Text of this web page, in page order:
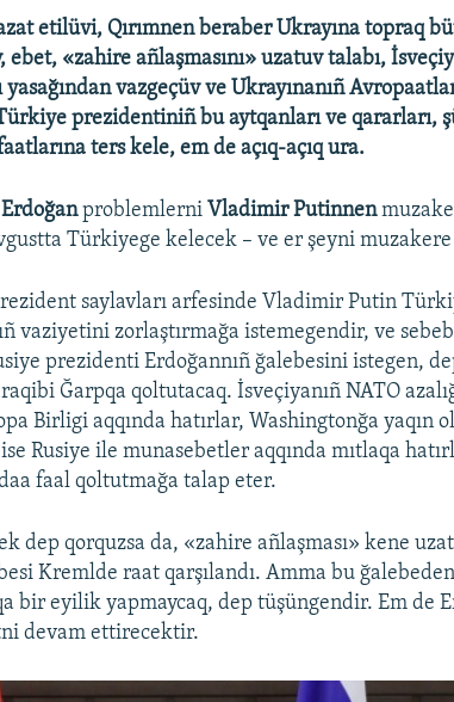
etilüvi, Qırımnen beraber Ukrayına topraq
ebet, «zahire añlaşmasını» uzatuv talabı,
yasağından vazgeçüv ve Ukrayınanıñ
prezidentiniñ bu aytqanları ve qararları,
ters kele, em de açıq-açıq ura.
Erdoğanproblemlerni Vladimir Putinnen
Türkiyege kelecek – ve er şeyni
saylavları arfesinde Vladimir Putin
vaziyetini zorlaştırmağa istemegendir, ve
prezidenti Erdoğannıñ ğalebesini istegen,
Ğarpqa qoltutacaq. İsveçiyanıñ NATO
Birligi aqqında hatırlar, Washingtonğa yaqın
Rusiye ile munasebetler aqqında mıtlaqa
faal qoltutmağa talap eter.
dep qorquzsa da, «zahire añlaşması» kene
Kremlde raat qarşılandı. Amma bu
bir eyilik yapmaycaq, dep tüşüngendir. Em de
devam ettirecektir.